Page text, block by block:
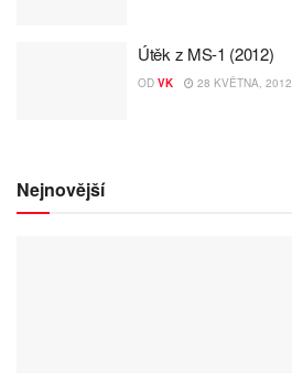
Útěk z MS-1 (2012)
OD VK 28 KVĚTNA, 2012
Nejnovější